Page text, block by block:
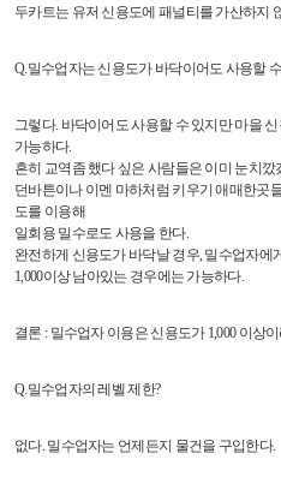
두카트는 유저 신용도에 패널티를 가산하지
Q.밀수업자는 신용도가 바닥이어도 사용할
그렇다. 바닥이어도 사용할 수 있지만 마을
가능하다.
흔히 교역좀 했다 싶은 사람들은 이미 눈치깠
던바튼이나 이멘 마하처럼 키우기 애매한곳
도를 이용해
일회용 밀수로도 사용을 한다.
완전하게 신용도가 바닥날 경우, 밀수업자에
1,000이상 남아있는 경우에는 가능하다.
결론 : 밀수업자 이용은 신용도가 1,000 이상
Q.밀수업자의 레벨 제한?
없다. 밀수업자는 언제든지 물건을 구입한다.